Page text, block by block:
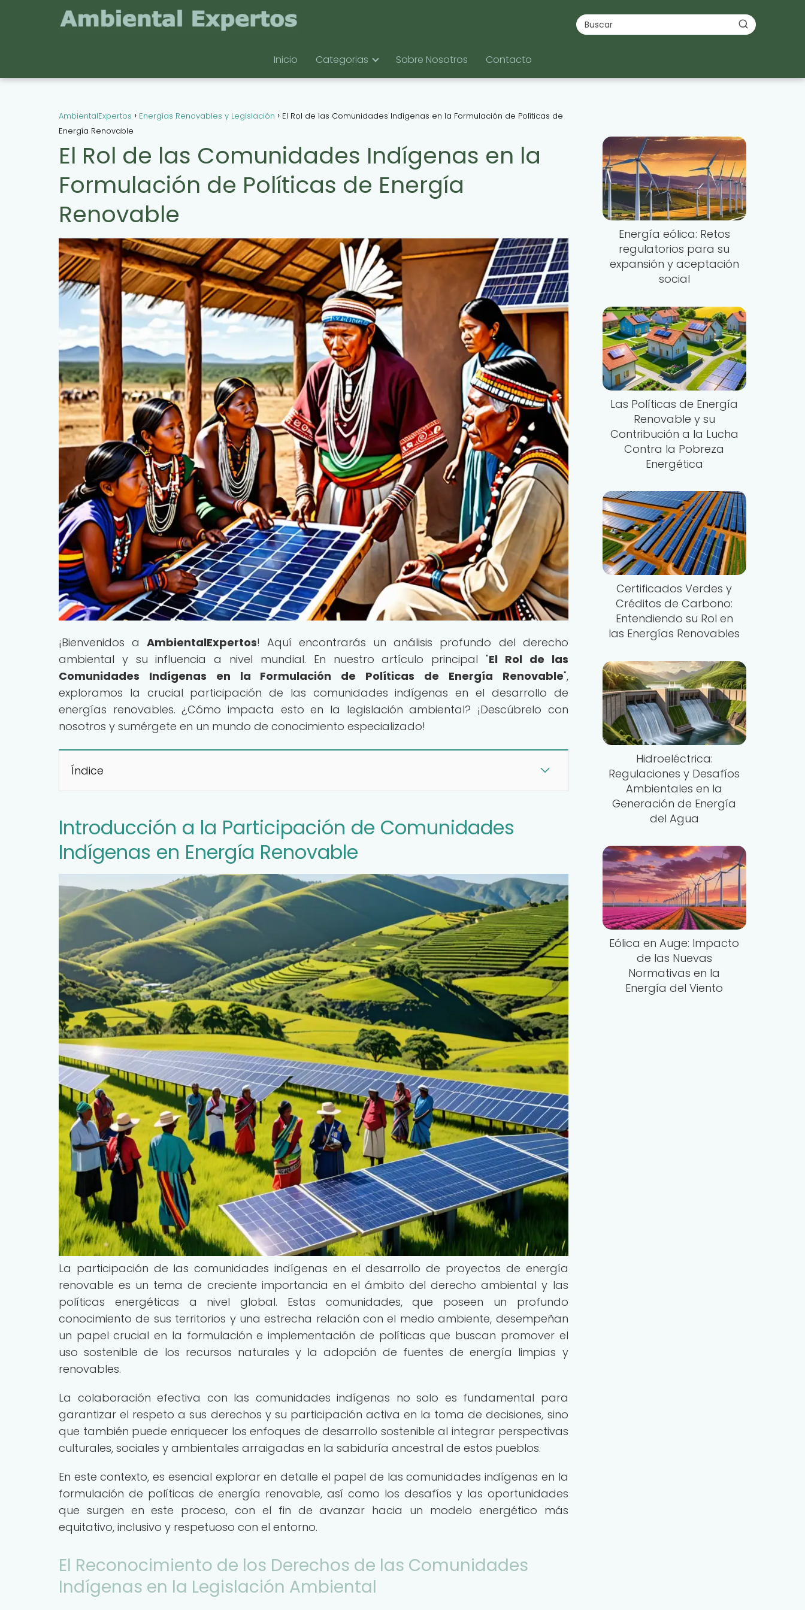
Inicio Categorias Sobre Nosotros Contacto
AmbientalExpertos Energías Renovables y Legislación
El Rol de las Comunidades Indígenas en la Formulación de Políticas de
Energía Renovable
El Rol de las Comunidades Indígenas en la
Formulación de Políticas de Energía
Renovable
¡Bienvenidos aAmbientalExpertos! Aquí encontrarás un análisis profundo del derecho
ambiental y su influencia a nivel mundial. En nuestro artículo principal "El Rol de las
Comunidades Indígenas en la Formulación de Políticas de Energía Renovable",
exploramos la crucial participación de las comunidades indígenas en el desarrollo de
energías renovables. ¿Cómo impacta esto en la legislación ambiental? ¡Descúbrelo con
nosotros y sumérgete en un mundo de conocimiento especializado!
Índice
Introducción a la Participación de Comunidades
Indígenas en Energía Renovable
La participación de las comunidades indígenas en el desarrollo de proyectos de energía
renovable es un tema de creciente importancia en el ámbito del derecho ambiental y las
políticas energéticas a nivel global. Estas comunidades, que poseen un profundo
conocimiento de sus territorios y una estrecha relación con el medio ambiente, desempeñan
un papel crucial en la formulación e implementación de políticas que buscan promover el
uso sostenible de los recursos naturales y la adopción de fuentes de energía limpias y
renovables.
La colaboración efectiva con las comunidades indígenas no solo es fundamental para
garantizar el respeto a sus derechos y su participación activa en la toma de decisiones, sino
que también puede enriquecer los enfoques de desarrollo sostenible al integrar perspectivas
culturales, sociales y ambientales arraigadas en la sabiduría ancestral de estos pueblos.
En este contexto, es esencial explorar en detalle el papel de las comunidades indígenas en la
formulación de políticas de energía renovable, así como los desafíos y las oportunidades
que surgen en este proceso, con el fin de avanzar hacia un modelo energético más
equitativo, inclusivo y respetuoso con el entorno.
El Reconocimiento de los Derechos de las Comunidades
Indígenas en la Legislación Ambiental
Energía eólica: Retos
regulatorios para su
expansión y aceptación
social
Las Políticas de Energía
Renovable y su
Contribución a la Lucha
Contra la Pobreza
Energética
Certificados Verdes y
Créditos de Carbono:
Entendiendo su Rol en
las Energías Renovables
Hidroeléctrica:
Regulaciones y Desafíos
Ambientales en la
Generación de Energía
del Agua
Eólica en Auge: Impacto
de las Nuevas
Normativas en la
Energía del Viento